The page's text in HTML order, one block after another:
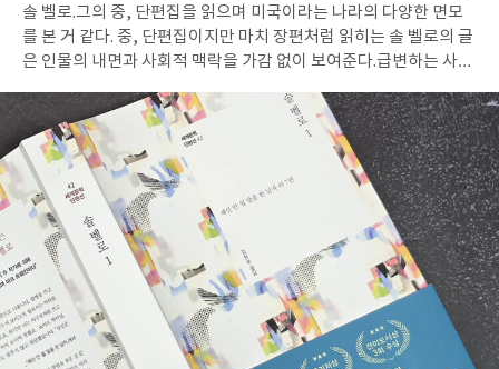
는 작가의 의도 같다. 나라면 저런 추리는 못할 텐데.. 했던 이야기. <
봄은 남색> 추리소설 단편의 묘미는 다양한 사건을 접하고, 다양한
추리를 해볼 수 있다는 것이다. 6편의 이야기들은 저마다 쇼킹한 부
무도 찾지 못했던 실마리를 찾아내는 데 있다. 감정 보다 증거와 논
리의 조합을 중시하는 사에코의 뇌가 작동하면 그 오랜 세월 보지 못
했던 것들, 보고도 의미 없음으로 치부된 것들이 단서가 된다. 수사
관의 잘못된 가정이 진실을 가린다는 것을 잘 보여주는 시리즈다. 수
많은 형사들이 놓쳤던 사소함을 발견하는 사에코의 예리함. 하지만
사람들과의 대화나 접촉에 있어서 거의 제로의 성향을 보이는 사에
코에게 사토시는 혼자만의 견고한 틀 속에 갇힌 사에코와 바깥을 연
결하는 다리 같다. 그래서 이 두 사람의 이야기가 어떻게 전개될지도
궁금해지는 시리즈다. 머리가 너무 좋지만 사회성이 결여된 사에코
에게 사토시가 있어서 든든하지만 두 사람 사이에 어떤 진전이라도
있을까 싶어 내심 기대했었지만 그런 일은 이번 편에도 없었다. 이
솔 벨로.그의 중, 단편집을 읽으며 미국이라는 나라의 다양한 면모
를 본 거 같다. 중, 단편집이지만 마치 장편처럼 읽히는 솔 벨로의 글
은 인물의 내면과 사회적 맥락을 가감 없이 보여준다.급변하는 사회
과 죽음에 대한 무력감, 소통과는 거리가 먼 지식인의 면모들을 보
여준다. 러시아계 유대인 이민자 가정에서 자란 작가의 배경이 투영
된 이야기들은 나에겐 쉽게 읽히지 않았다.아마도 내가 미국의 블록
버스터급의 영화나 소설들을 통해 가지고 있느 지식이 솔 벨로에게
미치지 못함인 거 같다.그가 그려내는 이야기들은 날카로우면서 풍
자적이고 그러면서도 현실의 무게를 결코 가볍게 넘기지 않는다. 8
편의 이야기들 중 기억하고 싶은 작품은 뽑아 보면 <그린 씨를 찾아
서> 그리브라는 인물을 통해 정직함과 책임감을 이야기하지만 결국
그는 현실과 타협한다.출근 첫날.그가 하루 종일 성실하게 찾아다닌
그린 씨.그린 씨의 실체는 확인하지 못한 채 그에게 가야 할 수표는
다른 이에게 건네진다. 하루 종일 발품을 파는 그리브의 행동을 보아